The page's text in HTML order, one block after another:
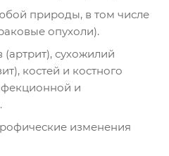
природы, в том числе
опухоли).
(артрит), сухожилий
костей и костного
и
изменения